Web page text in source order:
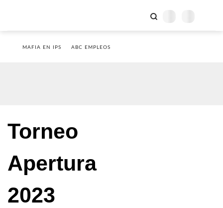
MAFIA EN IPS ABC EMPLEOS
Torneo
Apertura
2023